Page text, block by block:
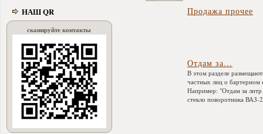
НАШ QR
сканируйте контакты
Продажа прочее
Отдам за...
В этом разделе
частных лиц о
Например: "Отдам за литр
стекло поворотника ВАЗ-